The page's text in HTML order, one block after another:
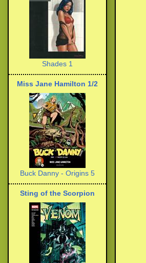
Shades 1
Miss Jane Hamilton 1/2
Buck Danny - Origins 5
Sting of the Scorpion